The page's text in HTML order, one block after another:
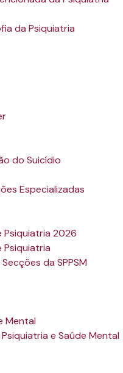
da Psiquiatria
do Suicídio
Especializadas
Psiquiatria 2026
Psiquiatria
da SPPSM
Mental
e Saúde Mental